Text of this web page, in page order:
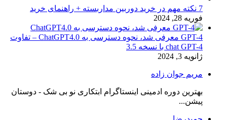
7 نکته مهم در خرید دوربین مداربسته + راهنمای خرید
فوریه 28, 2024
GPT-4 معرفی شد، نحوه دسترسی به ChatGPT4.0 – تفاوت
chat GPT-4 با نسخه 3.5
ژانویه 3, 2024
مریم جوان زاده
بهترین دوره ادمینی اینستاگرام ابتکاری نو بی شک - دوستان
پیشن...